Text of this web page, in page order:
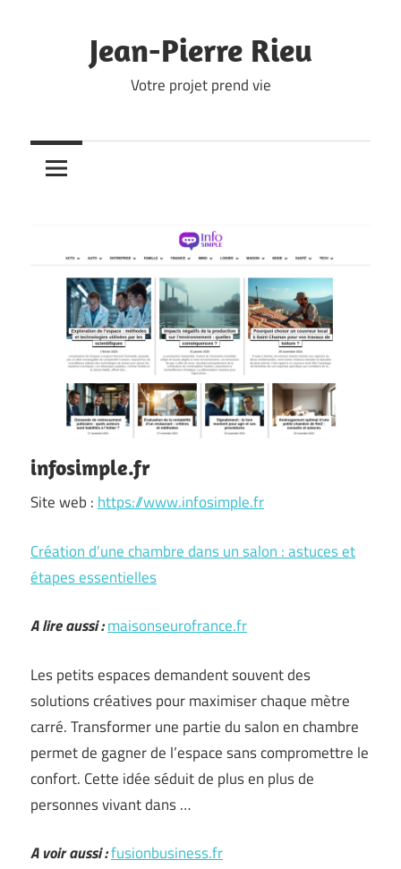
Jean-Pierre Rieu
Votre projet prend vie
infosimple.fr
Site web : https://www.infosimple.fr
Création d’une chambre dans un salon : astuces et
étapes essentielles
A lire aussi :maisonseurofrance.fr
Les petits espaces demandent souvent des
solutions créatives pour maximiser chaque mètre
carré. Transformer une partie du salon en chambre
permet de gagner de l’espace sans compromettre le
confort. Cette idée séduit de plus en plus de
personnes vivant dans …
A voir aussi :fusionbusiness.fr